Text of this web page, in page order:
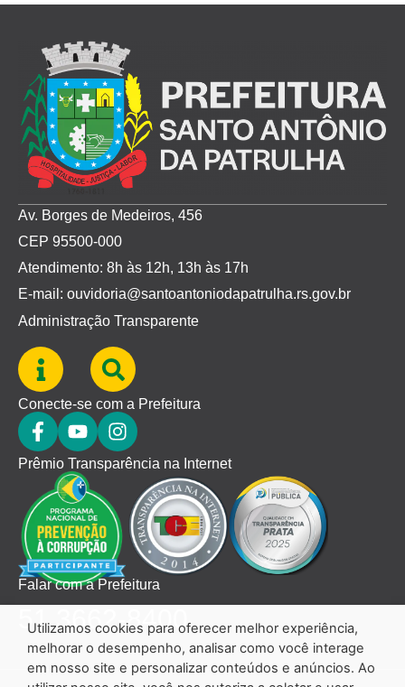
Av. Borges de Medeiros, 456
CEP 95500-000
Atendimento: 8h às 12h, 13h às 17h
E-mail: ouvidoria@santoantoniodapatrulha.rs.gov.br
Administração Transparente
Conecte-se com a Prefeitura
Prêmio Transparência na Internet
Falar com a Prefeitura
51 3662-8400
Utilizamos cookies para oferecer melhor experiência,
melhorar o desempenho, analisar como você interage
em nosso site e personalizar conteúdos e anúncios. Ao